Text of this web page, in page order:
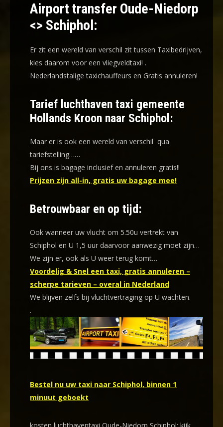
Airport transfer Oude-Niedorp
<> Schiphol:
Er zit een wereld van verschil zit tussen Taxibedrijven,
kies daarom voor een vliegveldtaxi! .
Nederlandstalige taxichauffeurs en Gratis annuleren!
Tarief luchthaven taxi gemeente
Hollands Kroon naar Schiphol:
Maar er is ook een wereld van verschil qua
tariefstelling……
Bij ons is bagage inclusief en annuleren gratis!!
Prijzen zijn all-in, gratis uw bagage mee!
Betrouwbaar en op tijd:
Ook wanneer uw vlucht om 5.50u vertrekt van
Schiphol en U 1,5 uur daarvoor aanwezig moet zijn…
We zijn er, ook als U weer terug komt…
Voordelig & Snel een taxi, gratis annuleren –
scherpe tarieven – overal in Nederland
We blijven zelfs bij vluchtvertraging op U wachten.
.
Bestel nu uw taxi naar Schiphol, binnen 1
minuut geboekt